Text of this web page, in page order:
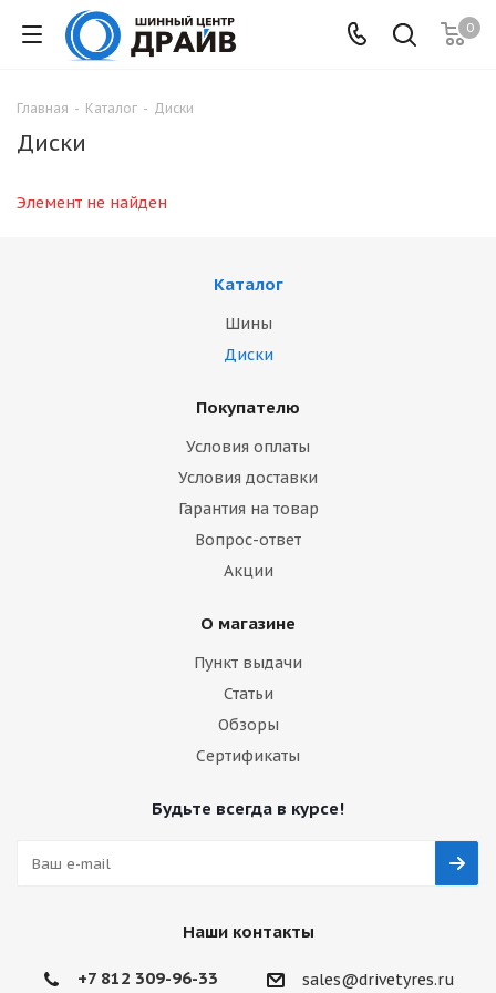
0
Главная - Каталог - Диски
Диски
Элемент не найден
Каталог
Шины
Диски
Покупателю
Условия оплаты
Условия доставки
Гарантия на товар
Вопрос-ответ
Акции
О магазине
Пункт выдачи
Статьи
Обзоры
Сертификаты
Будьте всегда в курсе!
Наши контакты
+7 812 309-96-33 sales@drivetyres.ru